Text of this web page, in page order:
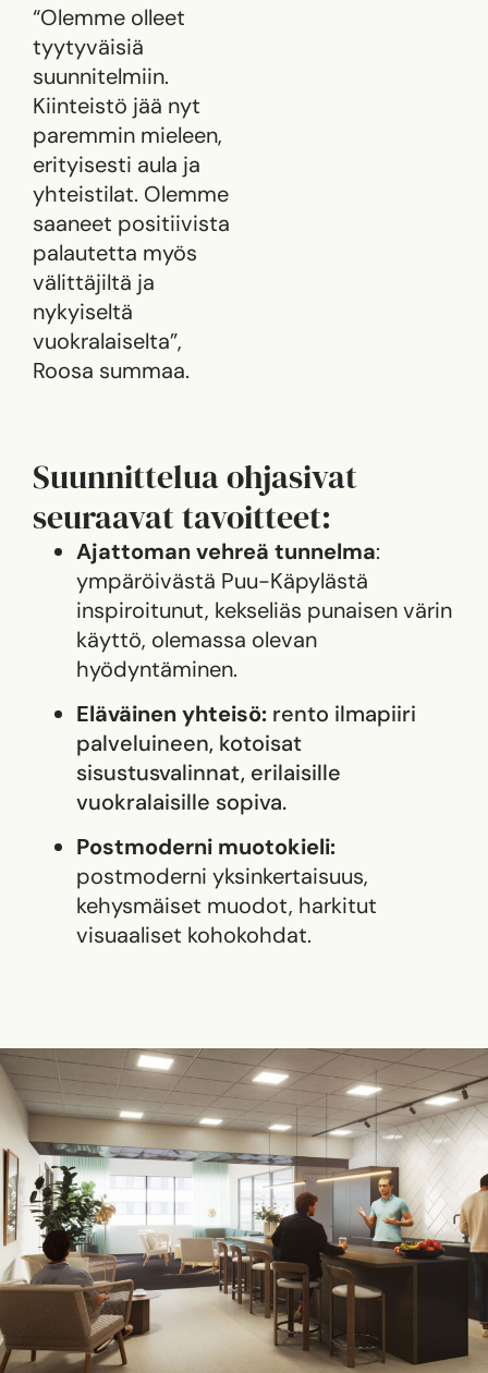
“Olemme olleet
tyytyväisiä
suunnitelmiin.
Kiinteistö jää nyt
paremmin mieleen,
erityisesti aula ja
yhteistilat. Olemme
saaneet positiivista
palautetta myös
välittäjiltä ja
nykyiseltä
vuokralaiselta”,
Roosa summaa.
Suunnittelua ohjasivat
seuraavat tavoitteet:
Ajattoman vehreä tunnelma:
ympäröivästä Puu-Käpylästä
inspiroitunut, kekseliäs punaisen värin
käyttö, olemassa olevan
hyödyntäminen.
Eläväinen yhteisö: rento ilmapiiri
palveluineen, kotoisat
sisustusvalinnat, erilaisille
vuokralaisille sopiva.
Postmoderni muotokieli:
postmoderni yksinkertaisuus,
kehysmäiset muodot, harkitut
visuaaliset kohokohdat.